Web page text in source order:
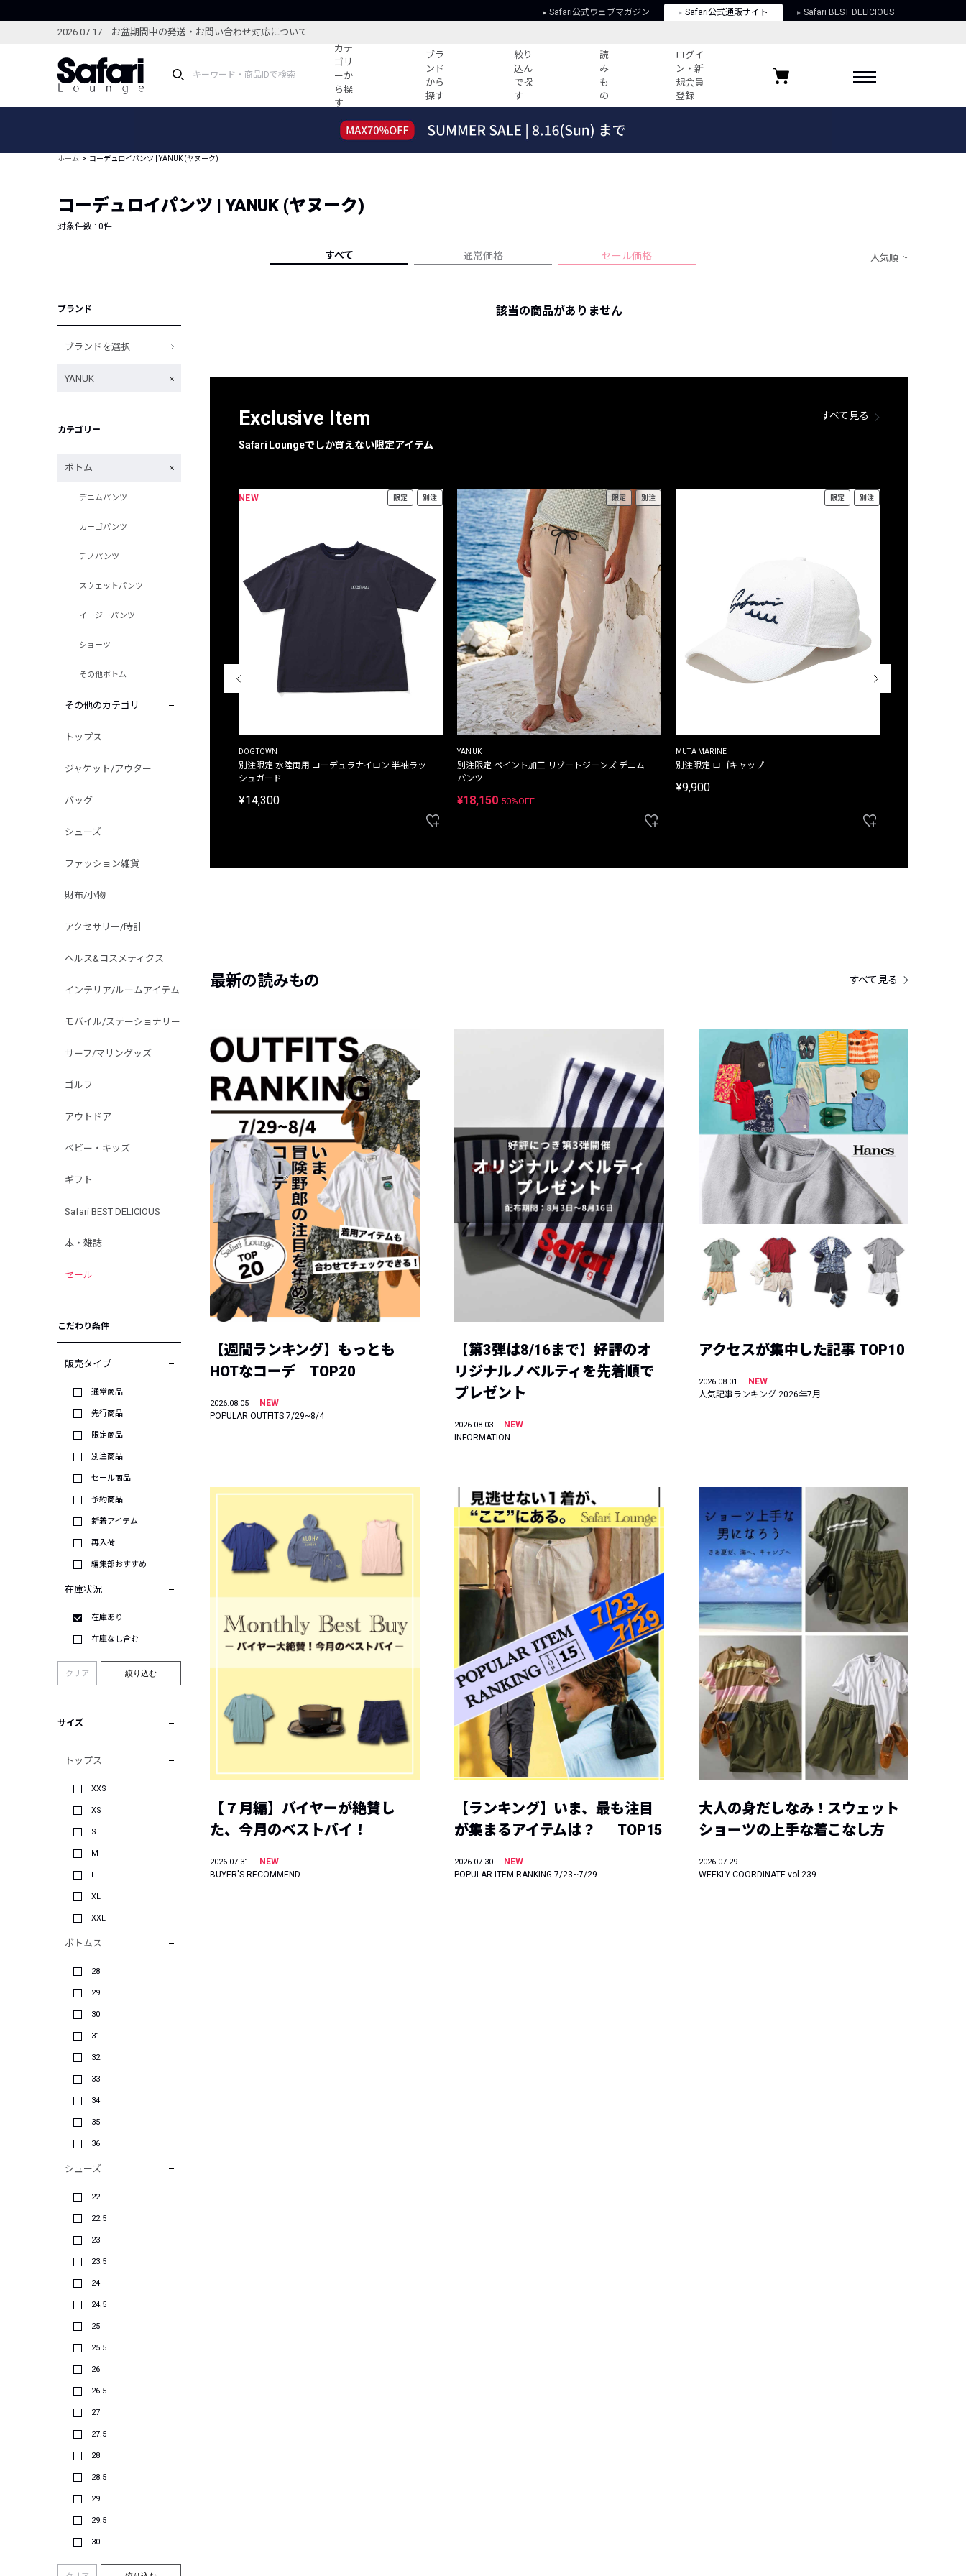
Safari公式ウェブマガジン Safari公式通販サイト Safari BEST DELICIOUS
2026.07.17 お盆期間中の発送・お問い合わせ対応について
カテ
ゴリ
ーか
ら探
す
ブラ
ンド
から
探す
絞り
込ん
で探
す
読
み
も
の
ログイ
ン・新
規会員
登録
ブランドから探す
新着アイテム
編集部のおすすめアイテム
コーディネート
すべての記事
人気記事ランキング
フォーカスブランド
プライバシーポリシー
お気に入りブランド
ホーム コーデュロイパンツ | YANUK (ヤヌーク)
コーデュロイパンツ | YANUK (ヤヌーク)
対象件数 : 0件
すべて 通常価格 セール価格 人気順
ブランド
ブランドを選択
YANUK
カテゴリー
ボトム
デニムパンツ
カーゴパンツ
チノパンツ
スウェットパンツ
イージーパンツ
ショーツ
その他ボトム
その他のカテゴリ
トップス
ジャケット/アウター
バッグ
シューズ
ファッション雑貨
財布/小物
アクセサリー/時計
ヘルス&コスメティクス
インテリア/ルームアイテム
モバイル/ステーショナリー
サーフ/マリングッズ
ゴルフ
アウトドア
ベビー・キッズ
ギフト
Safari BEST DELICIOUS
本・雑誌
セール
こだわり条件
販売タイプ
通常商品
先行商品
限定商品
別注商品
セール商品
予約商品
新着アイテム
再入荷
編集部おすすめ
在庫状況
在庫あり
在庫なし含む
クリア 絞り込む
サイズ
トップス
XXS
XS
S
M
L
XL
XXL
ボトムス
28
29
30
31
32
33
34
35
36
シューズ
22
22.5
23
23.5
24
24.5
25
25.5
26
26.5
27
27.5
28
28.5
29
29.5
30
該当の商品がありません
Exclusive Item
Safari Loungeでしか買えない限定アイテム
すべて見る
別注限定 ピグメントダイ バックプリント サーフ
NEW 限定 別注
DOGTOWN
別注限定 水陸両用 コーデュラナイロン 半袖ラッ
シュガード
¥14,300
限定 別注
YANUK
別注限定 ペイント加工 リゾートジーンズ デニム
パンツ
¥18,150 50%OFF
限定 別注
MUTA MARINE
別注限定 ロゴキャップ
¥9,900
最新の読みもの すべて見る
【週間ランキング】もっとも
HOTなコーデ｜TOP20
2026.08.05
NEW
POPULAR OUTFITS 7/29~8/4
【第3弾は8/16まで】好評のオ
リジナルノベルティを先着順で
プレゼント
2026.08.03
NEW
INFORMATION
アクセスが集中した記事 TOP10
2026.08.01
NEW
人気記事ランキング 2026年7月
【７月編】バイヤーが絶賛し
た、今月のベストバイ！
2026.07.31
NEW
BUYER'S RECOMMEND
【ランキング】いま、最も注目
が集まるアイテムは？ ｜ TOP15
2026.07.30
NEW
POPULAR ITEM RANKING 7/23~7/29
大人の身だしなみ！スウェット
ショーツの上手な着こなし方
2026.07.29
WEEKLY COORDINATE vol.239